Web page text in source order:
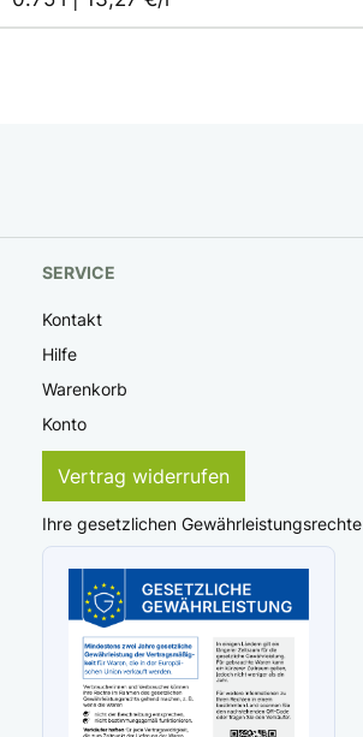
SERVICE
Kontakt
Hilfe
Warenkorb
Konto
Vertrag widerrufen
Ihre gesetzlichen Gewährleistungsrechte